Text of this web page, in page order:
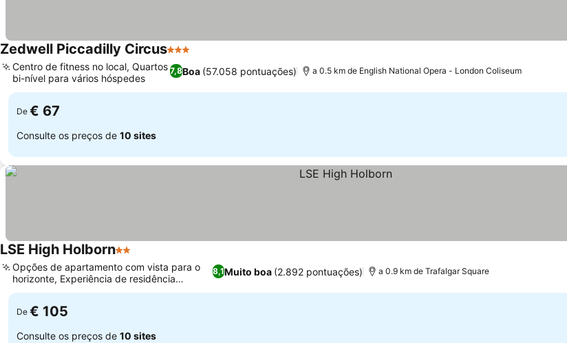
Zedwell Piccadilly Circus3 Estrelas
7,8Boa (57.058 pontuações)
Centro de fitness no local, Quartos
bi-nível para vários hóspedes
a 0.5 km de English National Opera - London Coliseum
De € 67
Consulte os preços de 10 sites
LSE High Holborn2 Estrelas
8,1Muito boa (2.892 pontuações)
Opções de apartamento com vista para o
horizonte, Experiência de residência
universitária sazonal
a 0.9 km de Trafalgar Square
De € 105
Consulte os preços de 10 sites